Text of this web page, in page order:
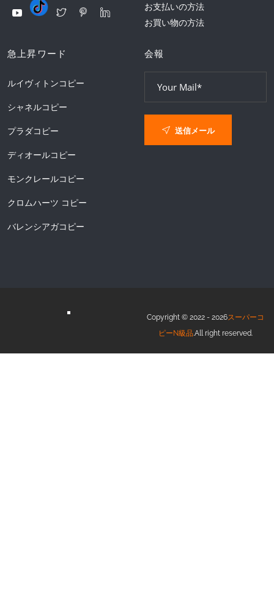
お支払いの方法
お買い物の方法
急上昇ワード
ルイヴィトンコピー
シャネルコピー
プラダコピー
ディオールコピー
モンクレールコピー
クロムハーツ コピー
バレンシアガコピー
会報
送信メール
Copyright © 2022 - 2026スーパーコ
ピーN級品.All right reserved.